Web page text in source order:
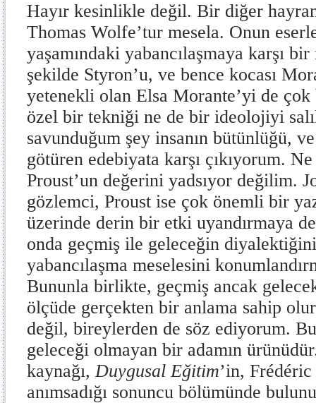
Hayır kesinlikle değil. Bir diğer
Thomas Wolfe’tur mesela. Onun
yaşamındaki yabancılaşmaya karşı
şekilde Styron’u, ve bence kocası
yetenekli olan Elsa Morante’yi de
özel bir tekniği ne de bir ideolojiyi
savunduğum şey insanın bütünlüğü,
götüren edebiyata karşı çıkıyorum.
Proust’un değerini yadsıyor değilim.
gözlemci, Proust ise çok önemli bir
üzerinde derin bir etki uyandırmaya
onda geçmiş ile geleceğin
yabancılaşma meselesini
Bununla birlikte, geçmiş ancak
ölçüde gerçekten bir anlama sahip
değil, bireylerden de söz ediyorum.
geleceği olmayan bir adamın
kaynağı,Duygusal Eğitim’in,
anımsadığı sonuncu bölümünde